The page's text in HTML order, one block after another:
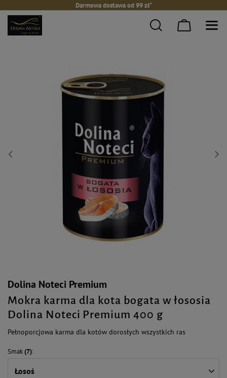
Darmowa dostawa od 99 zł*
Dolina Noteci Premium
Mokra karma dla kota bogata w łososia
Dolina Noteci Premium 400 g
Pełnoporcjowa karma dla kotów dorosłych wszystkich ras
Smak(7)
Łosoś